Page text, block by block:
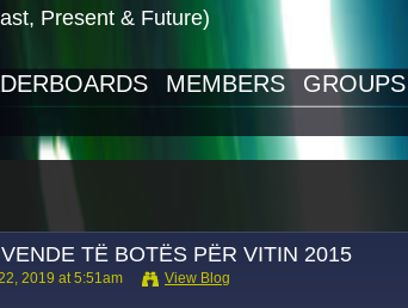
Present & Future)
MEMBERS GROUPS
TË BOTËS PЁR VITIN 2015
2019 at 5:51am View Blog